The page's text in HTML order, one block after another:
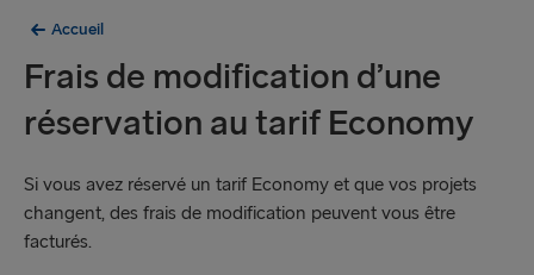
Accueil
Frais de modification d’une
réservation au tarif Economy
Si vous avez réservé un tarif Economy et que vos projets
changent, des frais de modification peuvent vous être
facturés.